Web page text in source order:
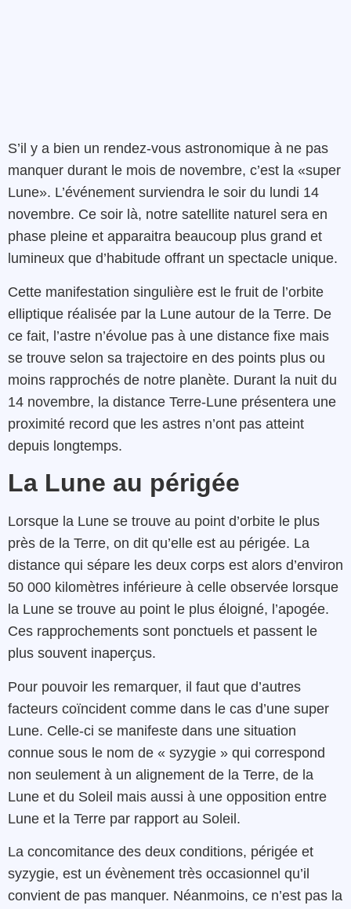
S’il y a bien un rendez-vous astronomique à ne pas
manquer durant le mois de novembre, c’est la «super
Lune». L’événement surviendra le soir du lundi 14
novembre. Ce soir là, notre satellite naturel sera en
phase pleine et apparaitra beaucoup plus grand et
lumineux que d’habitude offrant un spectacle unique.
Cette manifestation singulière est le fruit de l’orbite
elliptique réalisée par la Lune autour de la Terre. De
ce fait, l’astre n’évolue pas à une distance fixe mais
se trouve selon sa trajectoire en des points plus ou
moins rapprochés de notre planète. Durant la nuit du
14 novembre, la distance Terre-Lune présentera une
proximité record que les astres n’ont pas atteint
depuis longtemps.
La Lune au périgée
Lorsque la Lune se trouve au point d’orbite le plus
près de la Terre, on dit qu’elle est au périgée. La
distance qui sépare les deux corps est alors d’environ
50 000 kilomètres inférieure à celle observée lorsque
la Lune se trouve au point le plus éloigné, l’apogée.
Ces rapprochements sont ponctuels et passent le
plus souvent inaperçus.
Pour pouvoir les remarquer, il faut que d’autres
facteurs coïncident comme dans le cas d’une super
Lune. Celle-ci se manifeste dans une situation
connue sous le nom de « syzygie » qui correspond
non seulement à un alignement de la Terre, de la
Lune et du Soleil mais aussi à une opposition entre
Lune et la Terre par rapport au Soleil.
La concomitance des deux conditions, périgée et
syzygie, est un évènement très occasionnel qu’il
convient de pas manquer. Néanmoins, ce n’est pas la